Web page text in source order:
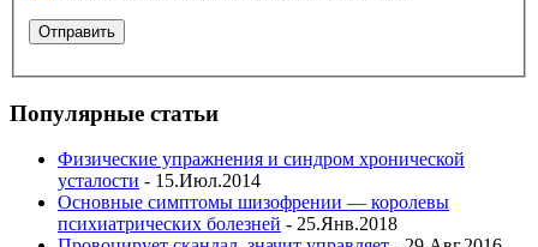
Популярные статьи
Физические упражнения и синдром хронической
усталости - 15.Июл.2014
Основные симптомы шизофрении — королевы
психиатрических болезней - 25.Янв.2018